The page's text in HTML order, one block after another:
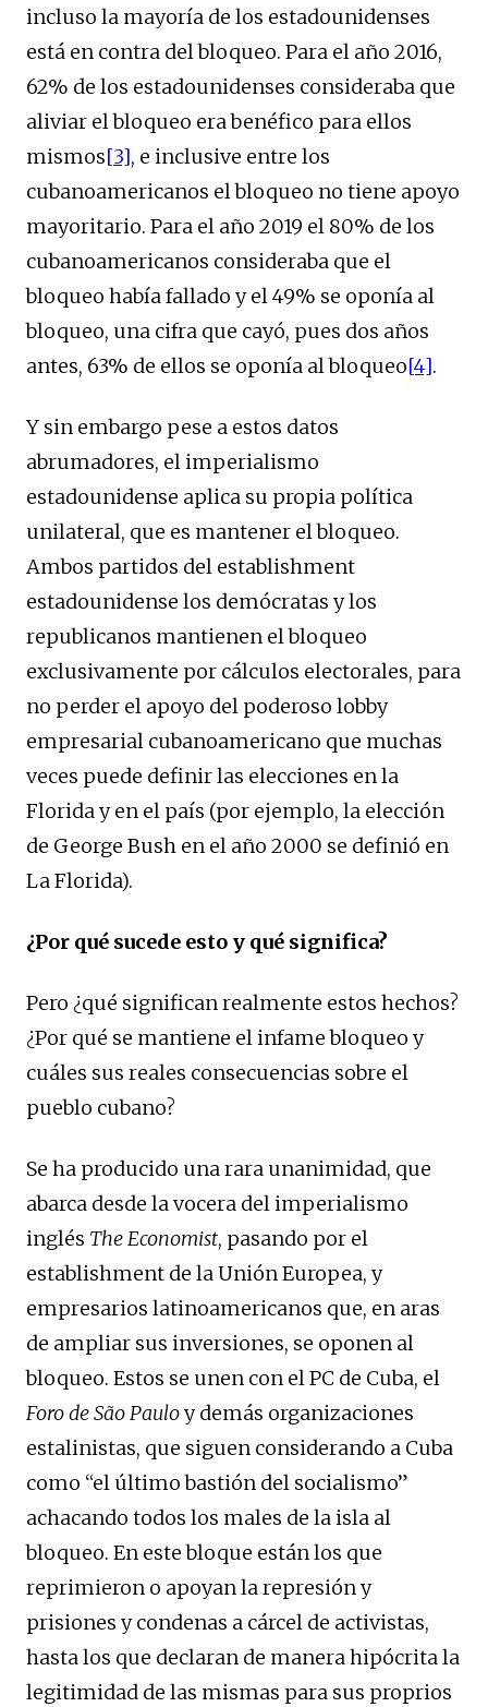
incluso la mayoría de los estadounidenses
está en contra del bloqueo. Para el año 2016,
62% de los estadounidenses consideraba que
aliviar el bloqueo era benéfico para ellos
mismos[3], e inclusive entre los
cubanoamericanos el bloqueo no tiene apoyo
mayoritario. Para el año 2019 el 80% de los
cubanoamericanos consideraba que el
bloqueo había fallado y el 49% se oponía al
bloqueo, una cifra que cayó, pues dos años
antes, 63% de ellos se oponía al bloqueo[4].
Y sin embargo pese a estos datos
abrumadores, el imperialismo
estadounidense aplica su propia política
unilateral, que es mantener el bloqueo.
Ambos partidos del establishment
estadounidense los demócratas y los
republicanos mantienen el bloqueo
exclusivamente por cálculos electorales, para
no perder el apoyo del poderoso lobby
empresarial cubanoamericano que muchas
veces puede definir las elecciones en la
Florida y en el país (por ejemplo, la elección
de George Bush en el año 2000 se definió en
La Florida).
¿Por qué sucede esto y qué significa?
Pero ¿qué significan realmente estos hechos?
¿Por qué se mantiene el infame bloqueo y
cuáles sus reales consecuencias sobre el
pueblo cubano?
Se ha producido una rara unanimidad, que
abarca desde la vocera del imperialismo
inglés The Economist, pasando por el
establishment de la Unión Europea, y
empresarios latinoamericanos que, en aras
de ampliar sus inversiones, se oponen al
bloqueo. Estos se unen con el PC de Cuba, el
Foro de São Pauloy demás organizaciones
estalinistas, que siguen considerando a Cuba
como “el último bastión del socialismo”
achacando todos los males de la isla al
bloqueo. En este bloque están los que
reprimieron o apoyan la represión y
prisiones y condenas a cárcel de activistas,
hasta los que declaran de manera hipócrita la
legitimidad de las mismas para sus proprios